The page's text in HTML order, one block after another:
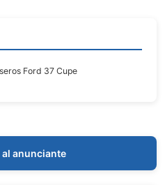
Ford 37 Cupe
anunciante